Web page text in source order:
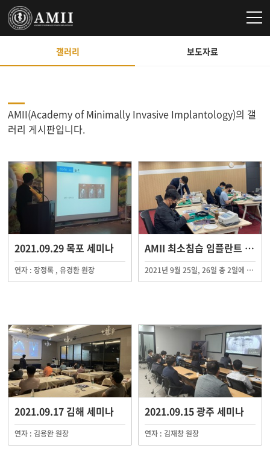
갤러리 보도자료
AMII(Academy of Minimally Invasive Implantology)의 갤
러리 게시판입니다.
2021.09.29 목포 세미나
연자 : 장정록 , 유경환 원장
AMII 최소침습 임플란트 정규플러스 연수회
2021년 9월 25일, 26일 총 2일에 걸쳐 AMII 최소침습 임플란트 정규플러스 연수회가 AMII 서울(구로) 임상교육원 외 전국교육원에서 진행되었습니다.
2021.09.17 김해 세미나
연자 : 김용완 원장
2021.09.15 광주 세미나
연자 : 김재창 원장